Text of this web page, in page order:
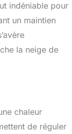
indéniable pour
un maintien
la neige de
chaleur
de réguler